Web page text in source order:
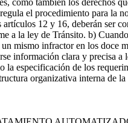
como también los derechos
el procedimiento para la
12 y 16, deberán ser
a la ley de Tránsito. b)
mismo infractor en los doce
información clara y precisa
la especificación de los
organizativa interna de